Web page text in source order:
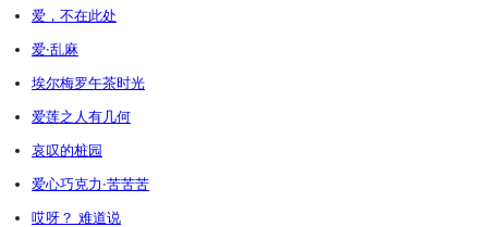
爱，不在此处
爱·乱麻
埃尔梅罗午茶时光
爱莲之人有几何
哀叹的桩园
爱心巧克力·苦苦苦
哎呀？ 难道说